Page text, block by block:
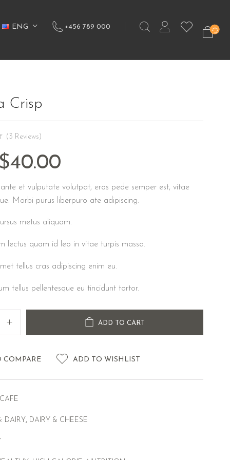
ENG +456 789 000
Crisp
(3 Reviews)
40.00
et vulputate volutpat, eros pede semper est, vitae
Morbi purus liberpuro ate adipiscing.
metus aliquam.
lectus quam id leo in vitae turpis massa.
tellus cras adipiscing enim eu.
tellus pellentesque eu tincidunt tortor.
ADD TO CART
COMPARE ADD TO WISHLIST
DAIRY, DAIRY & CHEESE